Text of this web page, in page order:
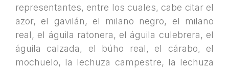
representantes, entre los cuales, cabe citar el
azor, el gavilán, el milano negro, el milano
real, el águila ratonera, el águila culebrera, el
águila calzada, el búho real, el cárabo, el
mochuelo, la lechuza campestre, la lechuza